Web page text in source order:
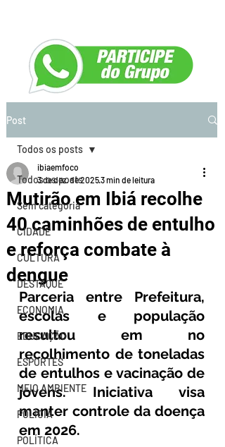
Post
Todos os posts
Sem categoria
CIDADE
CULTURA
DESTAQUE
ECONOMIA
EDUCAÇÃO
ESPORTES
MEIO AMBIENTE
POLÍCIA
POLÍTICA
Todos os posts
Mutirão em Ibiá recolhe
40 caminhões de entulho
e reforça combate à
dengue
ibiaemfoco
3 de dez. de 20253 min de leitura
Parceria entre Prefeitura,
escolas e população
resultou em no
recolhimento de toneladas
de entulhos e vacinação de
jovens. Iniciativa visa
manter controle da doença
em 2026.